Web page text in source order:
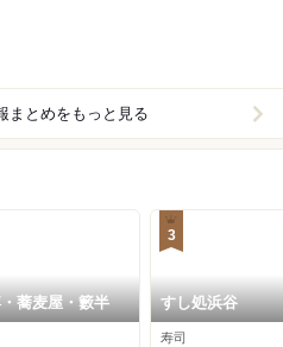
まとめをもっと見る
蕎麦屋・籔半
3
すし処浜谷
寿司